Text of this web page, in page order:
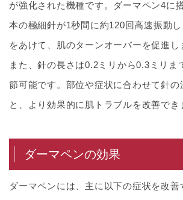
が強化された機種です。ダーマペン4に
本の極細針が1秒間に約120回高速振動
をあけて、肌のターンオーバーを促進し
また、針の長さは0.2ミリから0.3ミリま
節可能です。部位や症状に合わせて針の
と、より効果的に肌トラブルを改善でき
ダーマペンの効果
ダーマペンには、主に以下の症状を改善